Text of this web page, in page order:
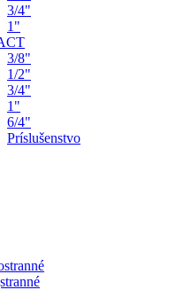
3/4"
1"
3/8"
1/2"
3/4"
1"
6/4"
Príslušenstvo